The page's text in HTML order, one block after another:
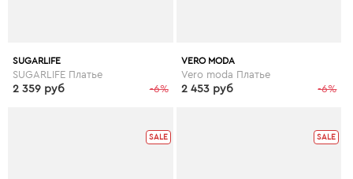
SUGARLIFE
SUGARLIFE Платье
-6%
2 359 руб
VERO MODA
Vero moda Платье
-6%
2 453 руб
SALE SALE